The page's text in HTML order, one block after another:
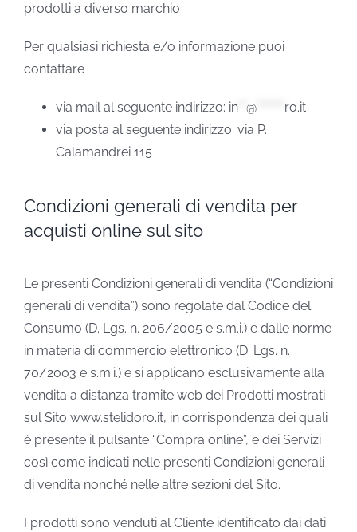
prodotti a diverso marchio
Per qualsiasi richiesta e/o informazione puoi
contattare
via mail al seguente indirizzo: in @
ro.it
via posta al seguente indirizzo: via P.
Calamandrei 115
Condizioni generali di vendita per
acquisti online sul sito
Le presenti Condizioni generali di vendita (“Condizioni
generali di vendita”) sono regolate dal Codice del
Consumo (D. Lgs. n. 206/2005 e s.m.i.) e dalle norme
in materia di commercio elettronico (D. Lgs. n.
70/2003 e s.m.i.) e si applicano esclusivamente alla
vendita a distanza tramite web dei Prodotti mostrati
sul Sito www.stelidoro.it, in corrispondenza dei quali
è presente il pulsante “Compra online”, e dei Servizi
così come indicati nelle presenti Condizioni generali
di vendita nonché nelle altre sezioni del Sito.
I prodotti sono venduti al Cliente identificato dai dati